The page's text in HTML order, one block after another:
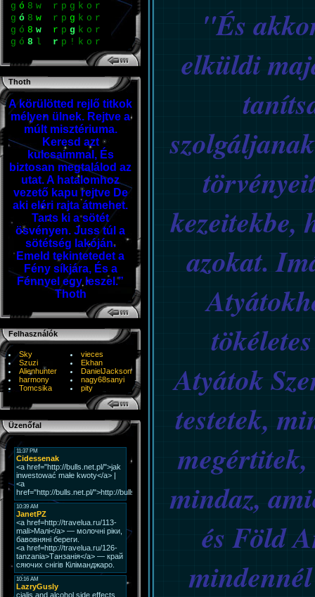
n ó g b r A b o á
n ó g b r A b o á
n ó g r r A b o á
n ó g r r A b o á
Thoth
A körülötted rejlő titkok
mélyen ülnek. Rejtve a
múlt misztériuma.
Keresd azt
kulcsaimmal, És
biztosan megtalálod az
utat. A hatalomhoz
vezető kapu rejtve De
aki eléri rajta átmehet.
Tarts ki a sötét
ösvényen. Juss túl a
sötétség lakóján.
Emeld tekintetedet a
Fény síkjára, És a
Fénnyel egy leszel.”
Thoth
Felhasználók
Sky
vieces
Szuzi
Ekhan
Alienhunter
DanielJackson
harmony
nagy68sanyi
Tomcsika
pity
Üzenőfal
"És
elküldi
kezeitekbe,
azokat.
Atyátok
testetek,
mindaz,
és Föld